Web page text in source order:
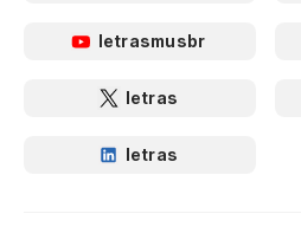
letrasmusbr
letras
letras